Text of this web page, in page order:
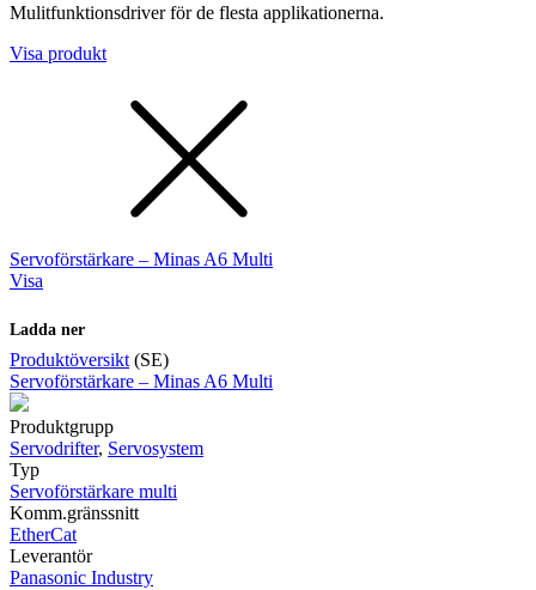
Mulitfunktionsdriver för de flesta applikationerna.
Visa produkt
Servoförstärkare – Minas A6 Multi
Visa
Ladda ner
Produktöversikt (SE)
Servoförstärkare – Minas A6 Multi
Produktgrupp
Servodrifter, Servosystem
Typ
Servoförstärkare multi
Komm.gränssnitt
EtherCat
Leverantör
Panasonic Industry